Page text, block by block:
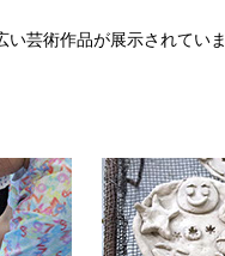
い芸術作品が展示されてい